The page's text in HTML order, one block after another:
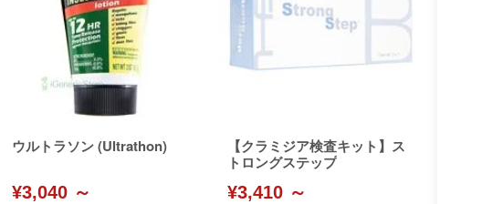
ウルトラソン (Ultrathon)
¥3,040 ～
【クラミジア検査キット】ス
トロングステップ
¥3,410 ～